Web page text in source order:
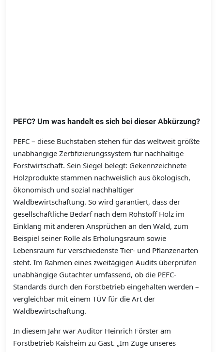
PEFC? Um was handelt es sich bei dieser Abkürzung?
PEFC – diese Buchstaben stehen für das weltweit größte
unabhängige Zertifizierungssystem für nachhaltige
Forstwirtschaft. Sein Siegel belegt: Gekennzeichnete
Holzprodukte stammen nachweislich aus ökologisch,
ökonomisch und sozial nachhaltiger
Waldbewirtschaftung. So wird garantiert, dass der
gesellschaftliche Bedarf nach dem Rohstoff Holz im
Einklang mit anderen Ansprüchen an den Wald, zum
Beispiel seiner Rolle als Erholungsraum sowie
Lebensraum für verschiedenste Tier- und Pflanzenarten
steht. Im Rahmen eines zweitägigen Audits überprüfen
unabhängige Gutachter umfassend, ob die PEFC-
Standards durch den Forstbetrieb eingehalten werden –
vergleichbar mit einem TÜV für die Art der
Waldbewirtschaftung.
In diesem Jahr war Auditor Heinrich Förster am
Forstbetrieb Kaisheim zu Gast. „Im Zuge unseres